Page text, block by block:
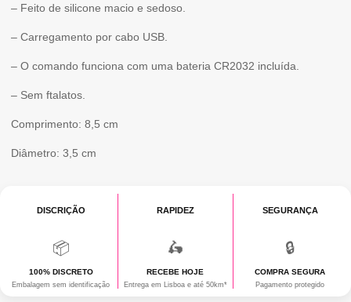
– Feito de silicone macio e sedoso.
– Carregamento por cabo USB.
– O comando funciona com uma bateria CR2032 incluída.
– Sem ftalatos.
Comprimento: 8,5 cm
Diâmetro: 3,5 cm
DISCRIÇÃO
📦
100% DISCRETO
Embalagem sem identificação
RAPIDEZ
🛵
RECEBE HOJE
Entrega em Lisboa e até 50km*
SEGURANÇA
🔒
COMPRA SEGURA
Pagamento protegido